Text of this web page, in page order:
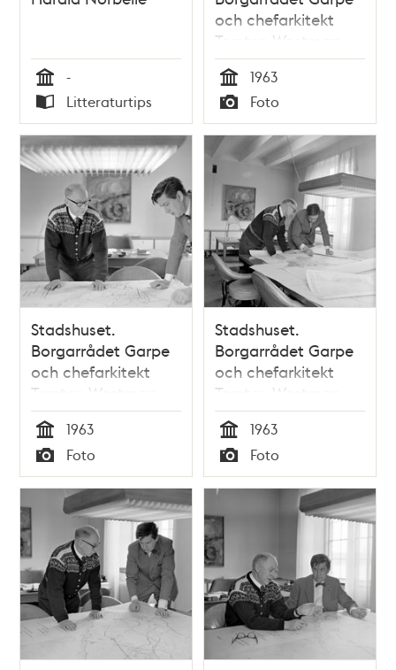
Tid
-
Typ
Litteraturtips
och chefarkitekt
Torsten Westman
Tid
1963
Typ
Foto
Stadshuset.
Borgarrådet Garpe
och chefarkitekt
Torsten Westman
Tid
1963
Typ
Foto
Stadshuset.
Borgarrådet Garpe
och chefarkitekt
Torsten Westman
Tid
1963
Typ
Foto